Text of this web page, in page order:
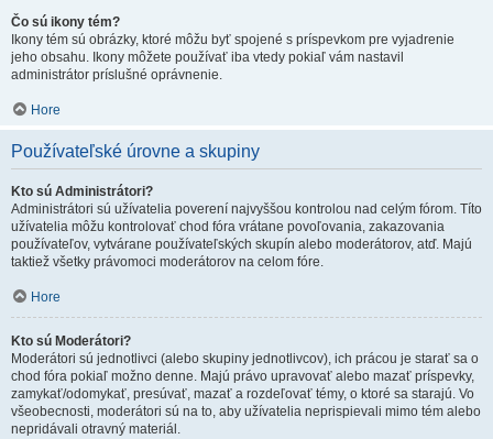
Čo sú ikony tém?
Ikony tém sú obrázky, ktoré môžu byť spojené s príspevkom pre vyjadrenie
jeho obsahu. Ikony môžete používať iba vtedy pokiaľ vám nastavil
administrátor príslušné oprávnenie.
Hore
Používateľské úrovne a skupiny
Kto sú Administrátori?
Administrátori sú užívatelia poverení najvyššou kontrolou nad celým fórom. Títo
užívatelia môžu kontrolovať chod fóra vrátane povoľovania, zakazovania
používateľov, vytvárane používateľských skupín alebo moderátorov, atď. Majú
taktiež všetky právomoci moderátorov na celom fóre.
Hore
Kto sú Moderátori?
Moderátori sú jednotlivci (alebo skupiny jednotlivcov), ich prácou je starať sa o
chod fóra pokiaľ možno denne. Majú právo upravovať alebo mazať príspevky,
zamykať/odomykať, presúvať, mazať a rozdeľovať témy, o ktoré sa starajú. Vo
všeobecnosti, moderátori sú na to, aby užívatelia neprispievali mimo tém alebo
nepridávali otravný materiál.